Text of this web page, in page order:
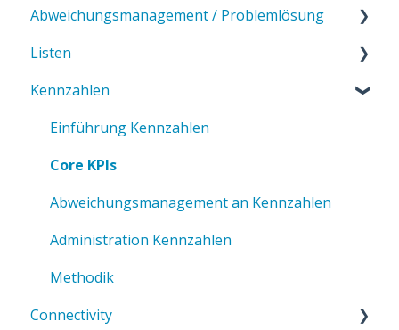
Barrierefreiheit & Darstellung
Kommunikation & Benachrichtigungen
Teamstruktur
Rechteverwaltung
Kategorien & Labels
CORE-Kennzahlen im Aufgabenboard
Abweichungsmanagement im Aufgabenboard
Administration Aufgabenboard
Methodik
Einführung Prozessboard
Prozessboard-Vorlagen
Prozessboard-Kennzahlen (CORE)
Administration Prozessboard
Methodik
Abweichungsmanagement / Problemlösung
Einführung Abweichungsmanagement
Problemlösungstechniken
Administration Abweichungsmanagement
Listen
Einführung in Listen
Core Listen
Abweichungsmanagement an Listen
Listen-Administration
Kennzahlen
Einführung Kennzahlen
Core KPIs
Abweichungsmanagement an Kennzahlen
Administration Kennzahlen
Methodik
Connectivity